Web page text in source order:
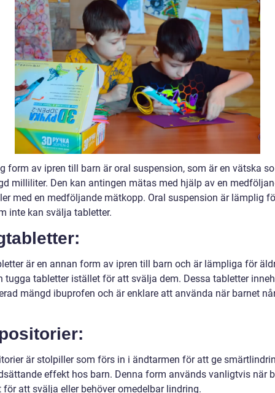
form av ipren till barn är oral suspension, som är en vätska
milliliter. Den kan antingen mätas med hjälp av en
med en medföljande mätkopp. Oral suspension är lämplig
inte kan svälja tabletter.
är en annan form av ipren till barn och är lämpliga för
tugga tabletter istället för att svälja dem. Dessa tabletter
mängd ibuprofen och är enklare att använda när barnet
är stolpiller som förs in i ändtarmen för att ge
effekt hos barn. Denna form används vanligtvis när
att svälja eller behöver omedelbar lindring.